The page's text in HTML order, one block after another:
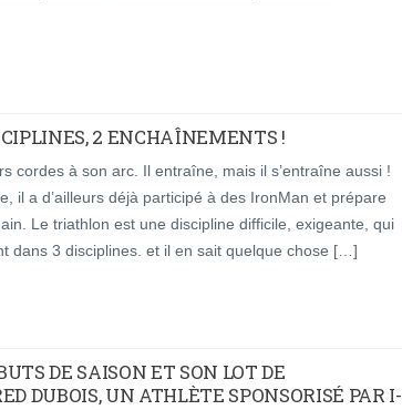
2 ENCHAÎNEMENTS !
cordes à son arc. Il entraîne, mais il s’entraîne aussi !
il a d’ailleurs déjà participé à des IronMan et prépare
Le triathlon est une discipline difficile, exigeante, qui
dans 3 disciplines. et il en sait quelque chose […]
DE SAISON ET SON LOT DE
DUBOIS, UN ATHLÈTE SPONSORISÉ PAR I-